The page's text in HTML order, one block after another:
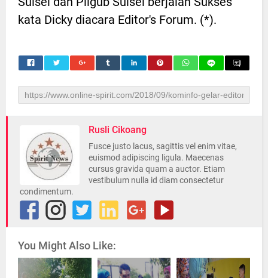
kata Dicky diacara Editor's Forum. (*).
Rusli Cikoang
Fusce justo lacus, sagittis vel enim vitae,
euismod adipiscing ligula. Maecenas
cursus gravida quam a auctor. Etiam
vestibulum nulla id diam consectetur
condimentum.
You Might Also Like: